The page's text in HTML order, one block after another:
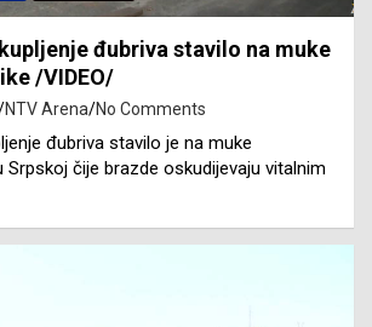
đubriva stavilo na muke
/VIDEO/
NTV Arena No Comments
đubriva stavilo je na muke
Srpskoj čije brazde oskudijevaju vitalnim